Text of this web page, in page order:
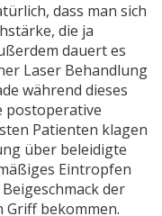
dass man sich
die ja
dauert es
Laser Behandlung
während dieses
postoperative
Patienten klagen
über beleidigte
Eintropfen
der
Griff bekommen.